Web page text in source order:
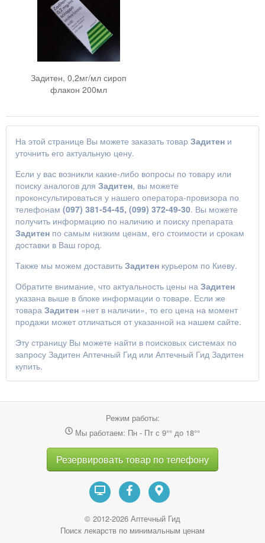
Задитен, 0,2мг/мл сироп
флакон 200мл
На этой странице Вы можете заказать товар Задитен и
уточнить его актуальную цену.
Если у вас возникли какие-либо вопросы по товару или
поиску аналогов для Задитен, вы можете
проконсультироваться у нашего оператора-провизора по
телефонам (097) 381-54-45, (099) 372-49-30. Вы можете
получить информацию по наличию и поиску препарата
Задитен по самым низким ценам, его стоимости и срокам
доставки в Ваш город.
Также мы можем доставить Задитен курьером по Киеву.
Обратите внимание, что актуальность цены на Задитен
указана выше в блоке информации о товаре. Если же
товара Задитен «нет в наличии», то его цена на момент
продажи может отличаться от указанной на нашем сайте.
Эту страницу Вы можете найти в поисковых системах по
запросу Задитен Аптечный Гид или Аптечный Гид Задитен
купить.
Режим работы:
Мы работаем: Пн - Пт с 9°° до 18°°
Резервировать товар по телефону
© 2012-2026 Аптечный Гид
Поиск лекарств по минимальным ценам